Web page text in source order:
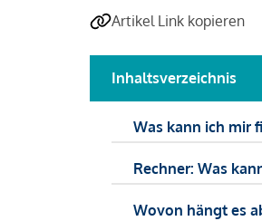
Artikel Link kopieren
Inhaltsverzeichnis
Was kann ich mir
Rechner: Was
Wovon hängt es